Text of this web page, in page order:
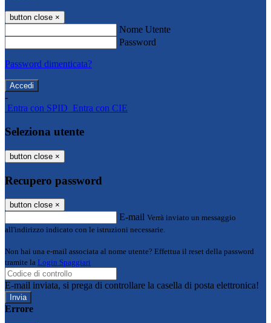
button close ×
Nome Utente
Password
Password dimenticata?
-
Entra con SPID Entra con CIE
Seleziona utente
button close ×
Recupero password
button close ×
E-mail Verrà inviato un messaggio
all'indirizzo indicato con le istruzioni necessarie.
Non hai una e-mail associata al nome utente? Effettua il reset della password
tramite la Login Spaggiari
E-mail inviata, si prega di controllare la casella di posta elettronica!
Errore